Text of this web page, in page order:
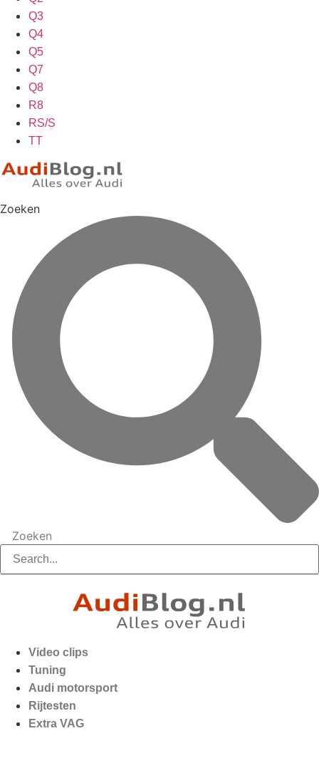
Q3
Q4
Q5
Q7
Q8
R8
RS/S
TT
Zoeken
Zoeken
Video clips
Tuning
Audi motorsport
Rijtesten
Extra VAG